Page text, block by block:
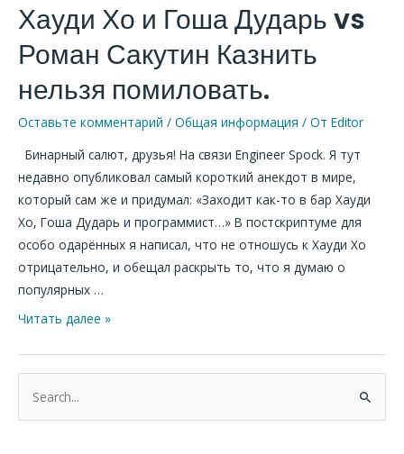
Хауди Хо и Гоша Дударь vs
Роман Сакутин Казнить
нельзя помиловать.
Оставьте комментарий / Общая информация / От Editor
Бинарный салют, друзья! На связи Engineer Spock. Я тут
недавно опубликовал самый короткий анекдот в мире,
который сам же и придумал: «Заходит как-то в бар Хауди
Хо, Гоша Дударь и программист…» В постскриптуме для
особо одарённых я написал, что не отношусь к Хауди Хо
отрицательно, и обещал раскрыть то, что я думаю о
популярных …
Хауди
Хо
и
Дударь
vs
Роман
Казнить
нельзя
помиловать.
Читать далее »
о